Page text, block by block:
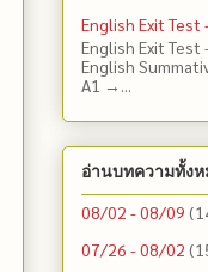
English Exit
English Exit Test
English
A1 →...
อ่านบทความทั้ง
08/02 - 08/09
07/26 - 08/02